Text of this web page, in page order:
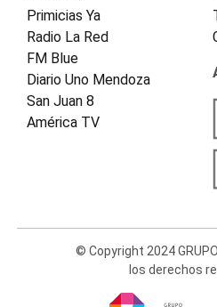
Primicias Ya
Radio La Red
FM Blue
Diario Uno Mendoza
San Juan 8
América TV
© Copyright 2024
los derechos